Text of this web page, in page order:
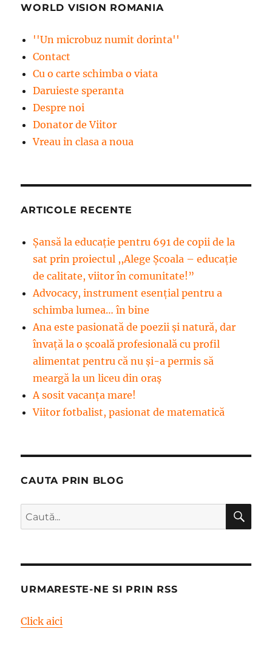
WORLD VISION ROMANIA
''Un microbuz numit dorinta''
Contact
Cu o carte schimba o viata
Daruieste speranta
Despre noi
Donator de Viitor
Vreau in clasa a noua
ARTICOLE RECENTE
Șansă la educație pentru 691 de copii de la
sat prin proiectul ,,Alege Școala – educație
de calitate, viitor în comunitate!”
Advocacy, instrument esenţial pentru a
schimba lumea… în bine
Ana este pasionată de poezii și natură, dar
învață la o școală profesională cu profil
alimentat pentru că nu și-a permis să
meargă la un liceu din oraș
A sosit vacanța mare!
Viitor fotbalist, pasionat de matematică
CAUTA PRIN BLOG
Caută
după:
URMARESTE-NE SI PRIN RSS
Click aici